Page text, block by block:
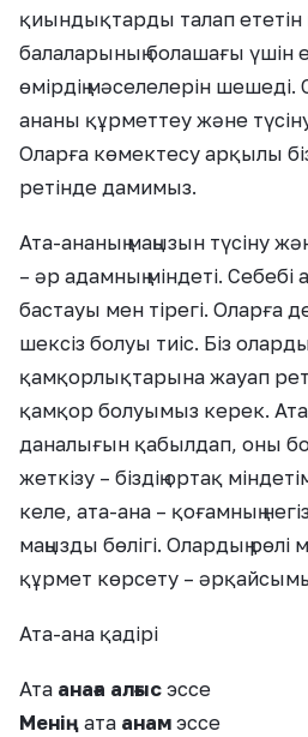
қиындықтарды талап ететін
балаларының болашағы үшін
өмірдің мәселелерін
ананы құрметтеу және
Оларға көмектесу арқылы біз
ретінде дамимыз.
Ата-ананың маңызын түсіну
– әр адамның міндеті. Себебі
бастауы мен тірегі. Оларға
шексіз болуы тиіс. Біз
қамқорлықтарына жауап
қамқор болуымыз керек.
даналығын қабылдап, оны
жеткізу – біздің ортақ
келе, ата-ана – қоғамның
маңызды бөлігі. Олардың рөлі
құрмет көрсету –
Ата-ана қадірі
Ата анаға алғыс эссе
Менің ата анам эссе